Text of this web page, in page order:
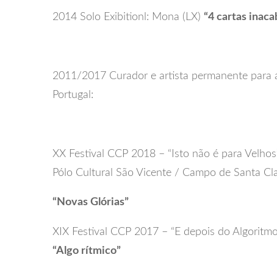
2014 Solo Exibitionl: Mona (LX) “4 cartas
2011/2017 Curador e artista permanente para
Portugal:
XX Festival CCP 2018 – “Isto não é para
Pólo Cultural São Vicente / Campo de Santa
“Novas Glórias”
XIX Festival CCP 2017 – “E depois do
“Algo rítmico”